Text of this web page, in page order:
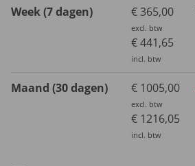
Week (7 dagen) € 365,00
excl. btw
€ 441,65
incl. btw
Maand (30 dagen) € 1005,00
excl. btw
€ 1216,05
incl. btw